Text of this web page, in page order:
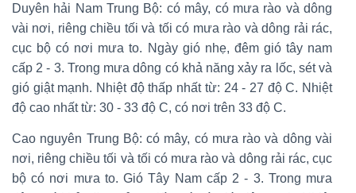
Duyên hải Nam Trung Bộ: có mây, có mưa rào và dông
vài nơi, riêng chiều tối và tối có mưa rào và dông rải rác,
cục bộ có nơi mưa to. Ngày gió nhẹ, đêm gió tây nam
cấp 2 - 3. Trong mưa dông có khả năng xảy ra lốc, sét và
gió giật mạnh. Nhiệt độ thấp nhất từ: 24 - 27 độ C. Nhiệt
độ cao nhất từ: 30 - 33 độ C, có nơi trên 33 độ C.
Cao nguyên Trung Bộ: có mây, có mưa rào và dông vài
nơi, riêng chiều tối và tối có mưa rào và dông rải rác, cục
bộ có nơi mưa to. Gió Tây Nam cấp 2 - 3. Trong mưa